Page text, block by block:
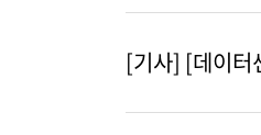
[기사] [데이터